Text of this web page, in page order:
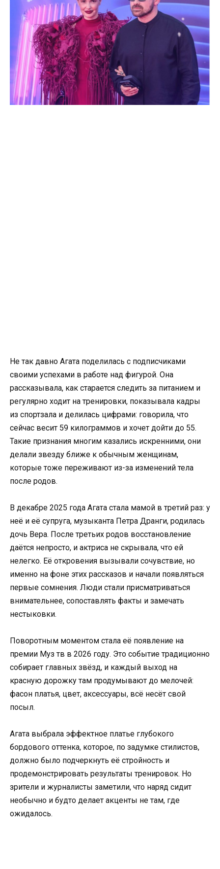
Не так давно Агата поделилась с подписчиками
своими успехами в работе над фигурой. Она
рассказывала, как старается следить за питанием и
регулярно ходит на тренировки, показывала кадры
из спортзала и делилась цифрами: говорила, что
сейчас весит 59 килограммов и хочет дойти до 55.
Такие признания многим казались искренними, они
делали звезду ближе к обычным женщинам,
которые тоже переживают из-за изменений тела
после родов.
В декабре 2025 года Агата стала мамой в третий раз: у
неё и её супруга, музыканта Петра Дранги, родилась
дочь Вера. После третьих родов восстановление
даётся непросто, и актриса не скрывала, что ей
нелегко. Её откровения вызывали сочувствие, но
именно на фоне этих рассказов и начали появляться
первые сомнения. Люди стали присматриваться
внимательнее, сопоставлять факты и замечать
нестыковки.
Поворотным моментом стала её появление на
премии Муз тв в 2026 году. Это событие традиционно
собирает главных звёзд, и каждый выход на
красную дорожку там продумывают до мелочей:
фасон платья, цвет, аксессуары, всё несёт свой
посыл.
Агата выбрала эффектное платье глубокого
бордового оттенка, которое, по задумке стилистов,
должно было подчеркнуть её стройность и
продемонстрировать результаты тренировок. Но
зрители и журналисты заметили, что наряд сидит
необычно и будто делает акценты не там, где
ожидалось.